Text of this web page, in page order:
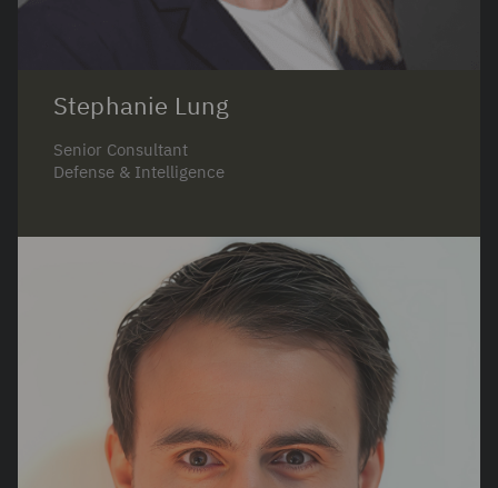
Stephanie Lung
Senior Consultant
Defense & Intelligence